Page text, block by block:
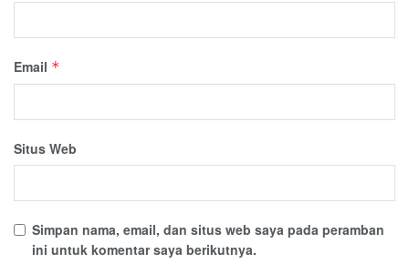
Email *
Situs Web
Simpan nama, email, dan situs web saya pada peramban
ini untuk komentar saya berikutnya.